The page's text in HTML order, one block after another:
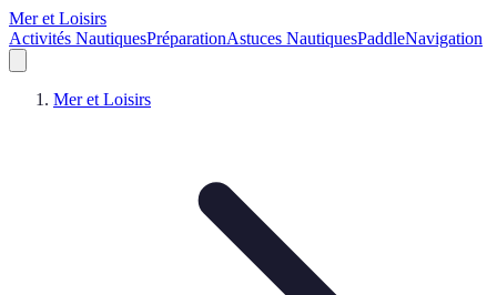
Mer et Loisirs
Activités NautiquesPréparationAstuces NautiquesPaddleNavigation
Mer et Loisirs